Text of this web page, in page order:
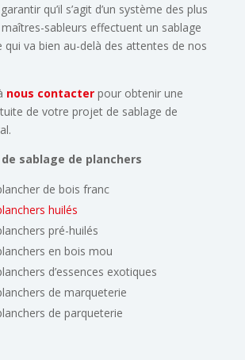
qu’il s’agit d’un système des plus
sableurs effectuent un sablage
qui va bien au-delà des attentes de nos
nous contacterpour obtenir une
de votre projet de sablage de
.
sablage de planchers
de bois franc
huilés
pré-huilés
en bois mou
d’essences exotiques
de marqueterie
de parqueterie